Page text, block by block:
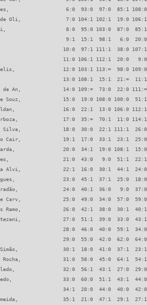
6:0  93:0  97:0  85:1 108:0
de Oli,               7:0 104:1 102:1  19:0
8:0  95:0 103:0  87:0  85:1
9:1  15:1  98:1   6:0  20:0
10:0  97:1 111:1  38:0 107:1
11:0 106:1 112:1  20:0   9:0
12:0 103:1 113:=  98:0 109:0
13:0 108:1  15:1  21:=
de An,              14:0 109:=  73:0  22:0 111:=
de Souz,              15:0  19:0 108:0 100:0
16:0  22:1  13:0 106:0 112:1
17:0  35:=  70:1  11:0
Silva,              18:0  30:0  22:1 111:1  26:0
Cair,              19:1  17:0  33:1  23:1
20:0  34:1  19:0 108:1  15:0
21:0  43:0   9:0  51:1  22:1
Alvi,              22:1  16:0  30:1  44:1
23:0  45:1  37:1  25:0  18:0
24:0  40:1  36:0   9:0  37:0
de Carv,              25:0  49:0  34:0  57:0
Ramo,              26:0  42:1  38:0  30:1
27:0  51:1  39:0  33:0  43:1
28:0  46:0  40:0  59:1  34:0
29:0  55:0  42:0  62:0  64:0
Simão,               30:1  18:0  41:0  37:1
Rocha,              31:0  58:0  45:0  64:1
32:0  56:1  43:1  27:0
33:0  60:0  51:1  43:1  44:0
34:1  20:0  44:0  40:0  42:0
35:1  21:0  47:1  29:1